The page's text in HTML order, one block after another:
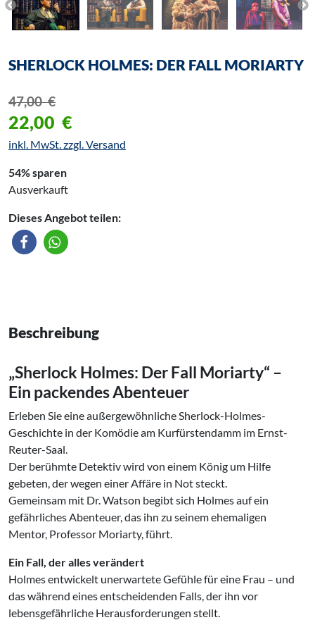
SHERLOCK HOLMES: DER FALL MORIARTY
47,00€
22,00 €
inkl. MwSt. zzgl. Versand
54% sparen
Ausverkauft
Dieses Angebot teilen:
Beschreibung
„Sherlock Holmes: Der Fall Moriarty“ –
Ein packendes Abenteuer
Erleben Sie eine außergewöhnliche Sherlock-Holmes-
Geschichte in der Komödie am Kurfürstendamm im Ernst-
Reuter-Saal.
Der berühmte Detektiv wird von einem König um Hilfe
gebeten, der wegen einer Affäre in Not steckt.
Gemeinsam mit Dr. Watson begibt sich Holmes auf ein
gefährliches Abenteuer, das ihn zu seinem ehemaligen
Mentor, Professor Moriarty, führt.
Ein Fall, der alles verändert
Holmes entwickelt unerwartete Gefühle für eine Frau – und
das während eines entscheidenden Falls, der ihn vor
lebensgefährliche Herausforderungen stellt.